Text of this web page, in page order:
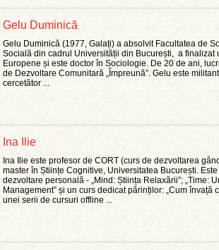
Gelu Duminică
Gelu Duminică (1977, Galați) a absolvit Facultatea de
Socială din cadrul Universității din București, a finalizat
Europene și este doctor în Sociologie. De 20 de ani,
de Dezvoltare Comunitară „Împreună”. Gelu este
cercetător ...
Ina Ilie
Ina Ilie este profesor de CORT (curs de dezvoltarea
master în Științe Cognitive, Universitatea București.
dezvoltare personală - „Mind: Știința Relaxării”; „Time:
Management” și un curs dedicat părinților: „Cum învață
unei serii de cursuri offline ...